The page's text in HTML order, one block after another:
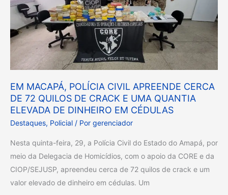
EM MACAPÁ, POLÍCIA CIVIL APREENDE CERCA
DE 72 QUILOS DE CRACK E UMA QUANTIA
ELEVADA DE DINHEIRO EM CÉDULAS
Destaques, Policial / Por gerenciador
Nesta quinta-feira, 29, a Polícia Civil do Estado do Amapá, por
meio da Delegacia de Homicídios, com o apoio da CORE e da
CIOP/SEJUSP, apreendeu cerca de 72 quilos de crack e um
valor elevado de dinheiro em cédulas. Um
APREENDE
CERCA
DE
72
QUILOS
CRACK
E
UMA
ELEVADA
DE
DINHEIRO
EM